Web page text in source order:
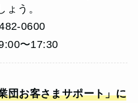
ょう。
0600
〜17:30
団お客さまサポート」に